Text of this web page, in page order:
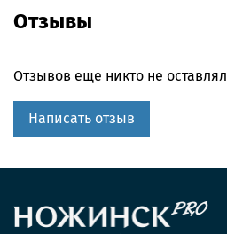
Отзывы
Отзывов еще никто не оставлял
Написать отзыв